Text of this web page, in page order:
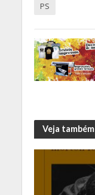
PS
Veja também